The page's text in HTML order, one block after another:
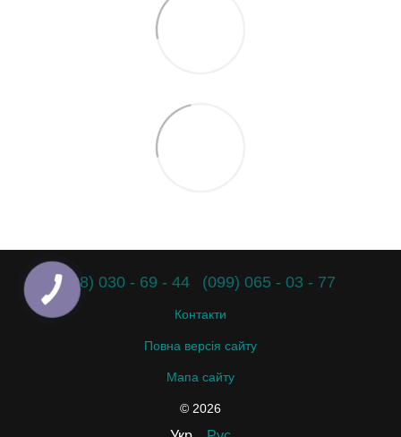
(098) 030 - 69 - 44 (099) 065 - 03 - 77
Контакти
Повна версія сайту
Мапа сайту
© 2026